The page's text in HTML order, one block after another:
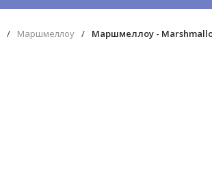
/ Маршмеллоу / Маршмеллоу -